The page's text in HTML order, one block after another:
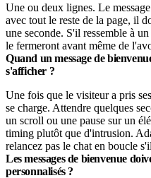
Une ou deux lignes. Le
avec tout le reste de la page, il
une seconde. S'il ressemble à
le fermeront avant même de
Quand un message de
s'afficher ?
Une fois que le visiteur a pris
se charge. Attendre quelques
un scroll ou une pause sur un
timing plutôt que d'intrusion.
relancez pas le chat en boucle
Les messages de bienvenue
personnalisés ?